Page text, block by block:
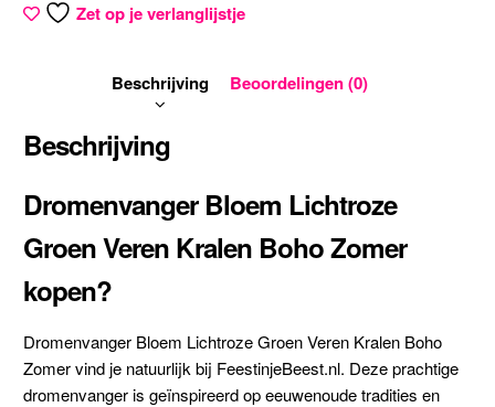
Zet op je verlanglijstje
Beschrijving Beoordelingen (0)
Beschrijving
Dromenvanger Bloem Lichtroze
Groen Veren Kralen Boho Zomer
kopen?
Dromenvanger Bloem Lichtroze Groen Veren Kralen Boho
Zomer vind je natuurlijk bij FeestinjeBeest.nl. Deze prachtige
dromenvanger is geïnspireerd op eeuwenoude tradities en